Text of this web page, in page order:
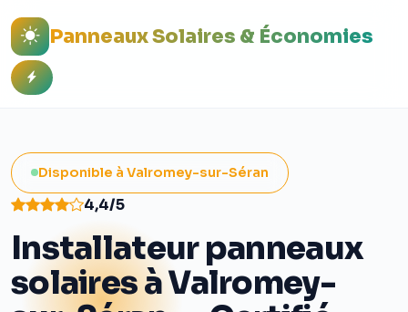
Panneaux Solaires & Économies
Disponible à Valromey-sur-Séran
4,4/5
Installateur panneaux
solaires à Valromey-